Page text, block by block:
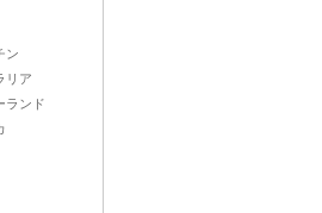
ン
リア
ランド